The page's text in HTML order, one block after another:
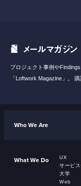
メールマガジン
プロジェクト事例や
「Loftwork Magazine」。
購
Who We Are
What We Do UX
サービ
大学
Web